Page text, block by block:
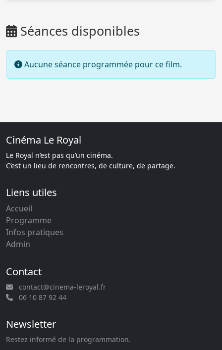
Séances disponibles
Aucune séance programmée pour ce film.
Cinéma Le Royal
Le Royal n’est pas qu’un cinéma.
C’est un lieu de rencontres, de culture, de partage.
Liens utiles
Accueil
Programme
Infos pratiques
Admin
Contact
contact@cinema-leroyal.fr
06 10 87 92 44
Newsletter
Restez informé de la programmation.